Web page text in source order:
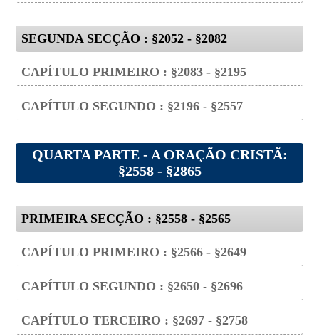
SEGUNDA SECÇÃO : §2052 - §2082
CAPÍTULO PRIMEIRO : §2083 - §2195
CAPÍTULO SEGUNDO : §2196 - §2557
QUARTA PARTE - A ORAÇÃO CRISTÃ:
§2558 - §2865
PRIMEIRA SECÇÃO : §2558 - §2565
CAPÍTULO PRIMEIRO : §2566 - §2649
CAPÍTULO SEGUNDO : §2650 - §2696
CAPÍTULO TERCEIRO : §2697 - §2758